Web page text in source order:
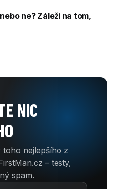
ne? Záleží na tom,
NIC
nejlepšího z
– testy,
spam.